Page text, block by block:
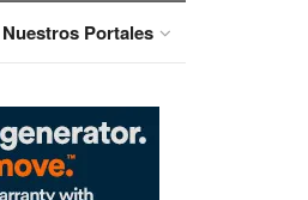
Nuestros Portales